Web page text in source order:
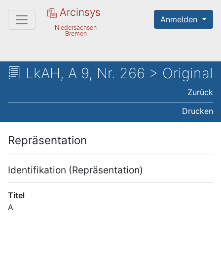
Arcinsys
Niedersachsen
Bremen
Anmelden
LkAH, A 9, Nr. 266 > Original
Zurück
Drucken
Repräsentation
Identifikation (Repräsentation)
Titel
A